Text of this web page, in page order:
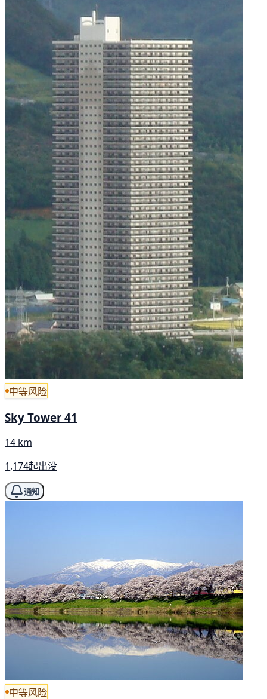
中等风险
Sky Tower 41
14 km
1,174起出没
通知
中等风险